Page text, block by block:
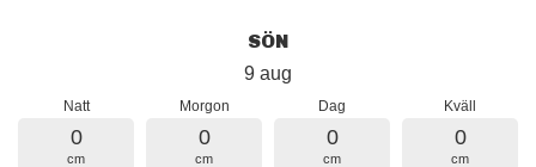
SÖN
9 aug
Natt
0
cm
Morgon
0
cm
Dag
0
cm
Kväll
0
cm